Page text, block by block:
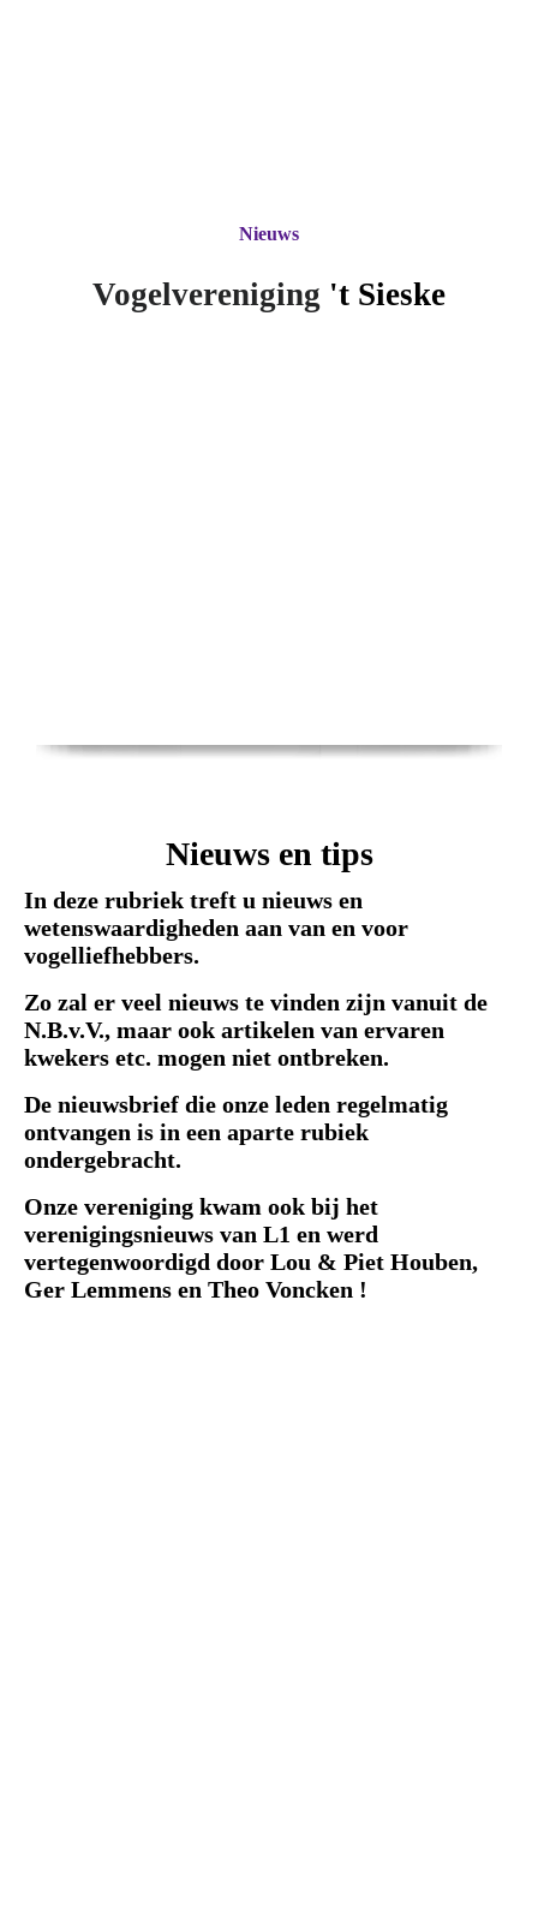
Vogelvereniging 't Sieske
Nieuws
Nieuws en tips
In deze rubriek treft u nieuws en
wetenswaardigheden aan van en voor
vogelliefhebbers.
Zo zal er veel nieuws te vinden zijn vanuit de
N.B.v.V., maar ook artikelen van ervaren
kwekers etc. mogen niet ontbreken.
De nieuwsbrief die onze leden regelmatig
ontvangen is in een aparte rubiek
ondergebracht.
Onze vereniging kwam ook bij het
verenigingsnieuws van L1 en werd
vertegenwoordigd door Lou & Piet Houben,
Ger Lemmens en Theo Voncken !